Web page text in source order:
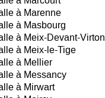
à Marenne
à Masbourg
à Meix-Devant-Virton
à Meix-le-Tige
à Mellier
à Messancy
à Mirwart